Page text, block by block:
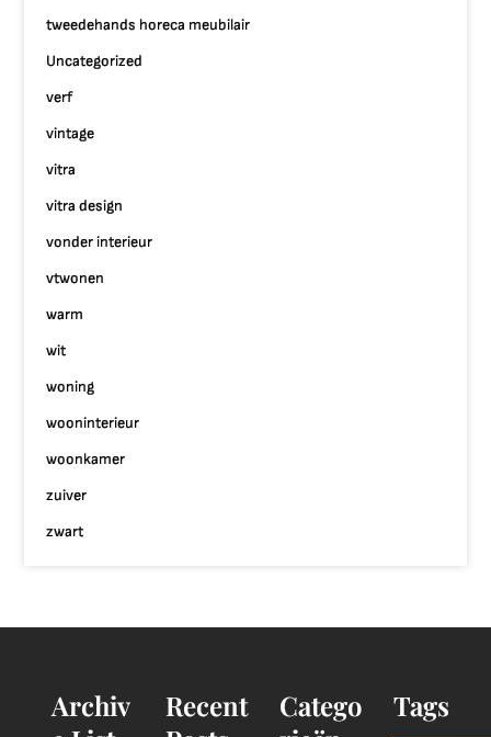
tweedehands horeca meubilair
Uncategorized
verf
vintage
vitra
vitra design
vonder interieur
vtwonen
warm
wit
woning
wooninterieur
woonkamer
zuiver
zwart
Archiv
Recent
Catego
Tags